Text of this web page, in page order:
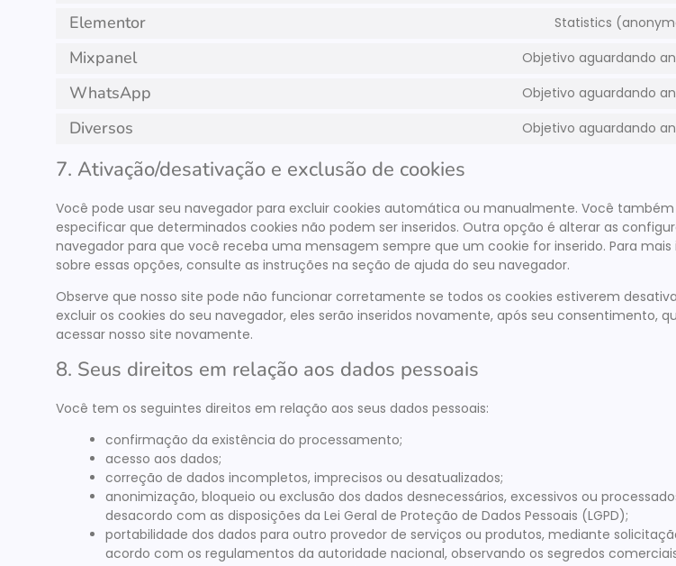
Elementor Statistics
Mixpanel Objetivo aguardando
WhatsApp Objetivo aguardando
Diversos Objetivo aguardando
7. Ativação/desativação e exclusão de cookies
Você pode usar seu navegador para excluir cookies automática ou manualmente. Você
especificar que determinados cookies não podem ser inseridos. Outra opção é alterar as
navegador para que você receba uma mensagem sempre que um cookie for inserido. Para
sobre essas opções, consulte as instruções na seção de ajuda do seu navegador.
Observe que nosso site pode não funcionar corretamente se todos os cookies estiverem
excluir os cookies do seu navegador, eles serão inseridos novamente, após seu consentimento,
acessar nosso site novamente.
8. Seus direitos em relação aos dados pessoais
Você tem os seguintes direitos em relação aos seus dados pessoais:
confirmação da existência do processamento;
acesso aos dados;
correção de dados incompletos, imprecisos ou desatualizados;
anonimização, bloqueio ou exclusão dos dados desnecessários, excessivos ou
desacordo com as disposições da Lei Geral de Proteção de Dados Pessoais (LGPD);
portabilidade dos dados para outro provedor de serviços ou produtos, mediante
acordo com os regulamentos da autoridade nacional, observando os segredos